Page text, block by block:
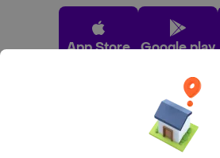
App Store Google play
Pide tu comida favorita cerca de ti